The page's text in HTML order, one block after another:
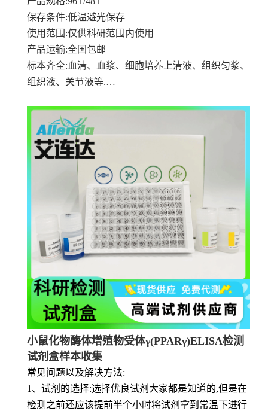
保存条件:低温避光保存
使用范围 :仅供科研范围内使用
产品运输:全国包邮
标本齐全:血清、血浆、细胞培养上清液、组织匀浆、
组织液、关节液等.…
小鼠化物酶体增殖物受体γ(PPARγ)ELISA检测
试剂盒样本收集
常见问题以及解决方法:
1、试剂的选择:选择优良试剂大家都是知道的,但是在
检测之前还应该提前半个小时将试剂拿到常温下进行